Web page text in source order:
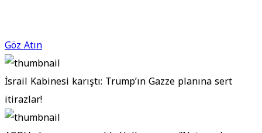
Göz Atın
İsrail Kabinesi karıştı: Trump’ın Gazze planına sert
itirazlar!